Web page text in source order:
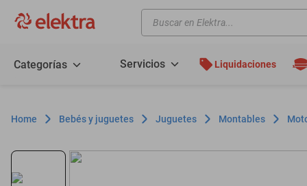
Buscar en Elektra...
Categorías Servicios Liquidaciones
Bebés y juguetes Juguetes Montables
motos